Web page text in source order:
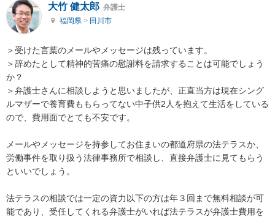
大竹 健太郎 弁護士
福岡県 > 田川市
＞受けた言葉のメールやメッセージは残っています。
＞辞めたとして精神的苦痛の慰謝料を請求することは可能でしょう
か？
＞弁護士さんに相談しようと思いましたが、正直当方は現在シング
ルマザーで養育費ももらってない中子供2人を抱えて生活をしている
ので、費用面でとても不安です。
メールやメッセージを持参してお住まいの都道府県の法テラスか、
労働事件を取り扱う法律事務所で相談し、直接弁護士に見てもらう
といいでしょう。
法テラスの相談では一定の資力以下の方は年３回まで無料相談が可
能であり、受任してくれる弁護士がいれば法テラスが弁護士費用を